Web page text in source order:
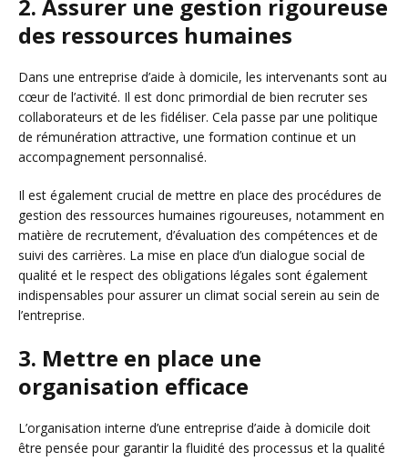
2. Assurer une gestion rigoureuse
des ressources humaines
Dans une entreprise d’aide à domicile, les intervenants sont au
cœur de l’activité. Il est donc primordial de bien recruter ses
collaborateurs et de les fidéliser. Cela passe par une politique
de rémunération attractive, une formation continue et un
accompagnement personnalisé.
Il est également crucial de mettre en place des procédures de
gestion des ressources humaines rigoureuses, notamment en
matière de recrutement, d’évaluation des compétences et de
suivi des carrières. La mise en place d’un dialogue social de
qualité et le respect des obligations légales sont également
indispensables pour assurer un climat social serein au sein de
l’entreprise.
3. Mettre en place une
organisation efficace
L’organisation interne d’une entreprise d’aide à domicile doit
être pensée pour garantir la fluidité des processus et la qualité